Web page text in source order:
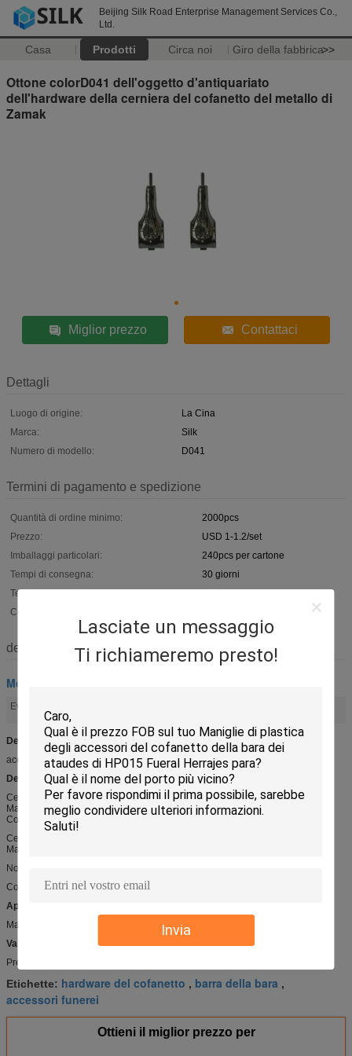
Beijing Silk Road Enterprise Management Services Co.,
Ltd.
Casa Prodotti Circa noi Giro della fabbrica>>
Lasciate un messaggio
Ti richiameremo presto!
Invia
Ottone colorD041 dell'oggetto d'antiquariato
dell'hardware della cerniera del cofanetto del metallo di
Zamak
Miglior prezzo Contattaci
Dettagli
Luogo di origine:
La Cina
Marca:
Silk
Numero di modello:
D041
Termini di pagamento e spedizione
Quantità di ordine minimo:
2000pcs
Prezzo:
USD 1-1.2/set
Imballaggi particolari:
240pcs per cartone
Tempi di consegna:
30 giorni
Termini di pagamento:
T / T o L / C
Capacità di alimentazione:
descrizione
Montaggio della bara
Evidenziare:
Dettaglio rapido:
accessorio D041 della bara
Descrizione:
Cerniera del metallo per il cofanetto
Materiale di Zamak
Colore: oro, nichel, ottone antico, rame antico ecc
Cerniera del metallo per il cofanetto
Materiale di Zamak
No. di riferimento: D041
Colore: oro, nichel, ottone antico, rame antico ecc
Applicazioni:
Maniglia e decorazione del metallo o di legno del cofanetto
Vantaggio competitivo:
Prezzo competitivo e di alta qualità
Etichette: hardware del cofanetto , barra della bara ,
accessori funerei
Ottieni il miglior prezzo per